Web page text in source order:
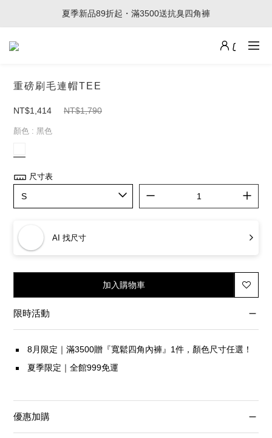
夏季新品89折起・滿3500送抗臭四角褲
重磅刷毛連帽TEE
NT$1,414 NT$1,790
顏色 : 黑色
尺寸表
AI 找尺寸
加入購物車
限時活動
8月限定｜滿3500贈『寬鬆四角內褲』1件，顏色尺寸任選！
夏季限定｜全館999免運
優惠加購